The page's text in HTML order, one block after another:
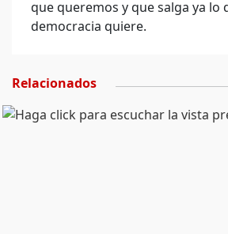
que queremos y que salga ya lo
democracia quiere.
Relacionados